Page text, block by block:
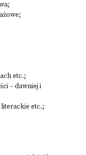
etc.;
– dawniej i
etc.;